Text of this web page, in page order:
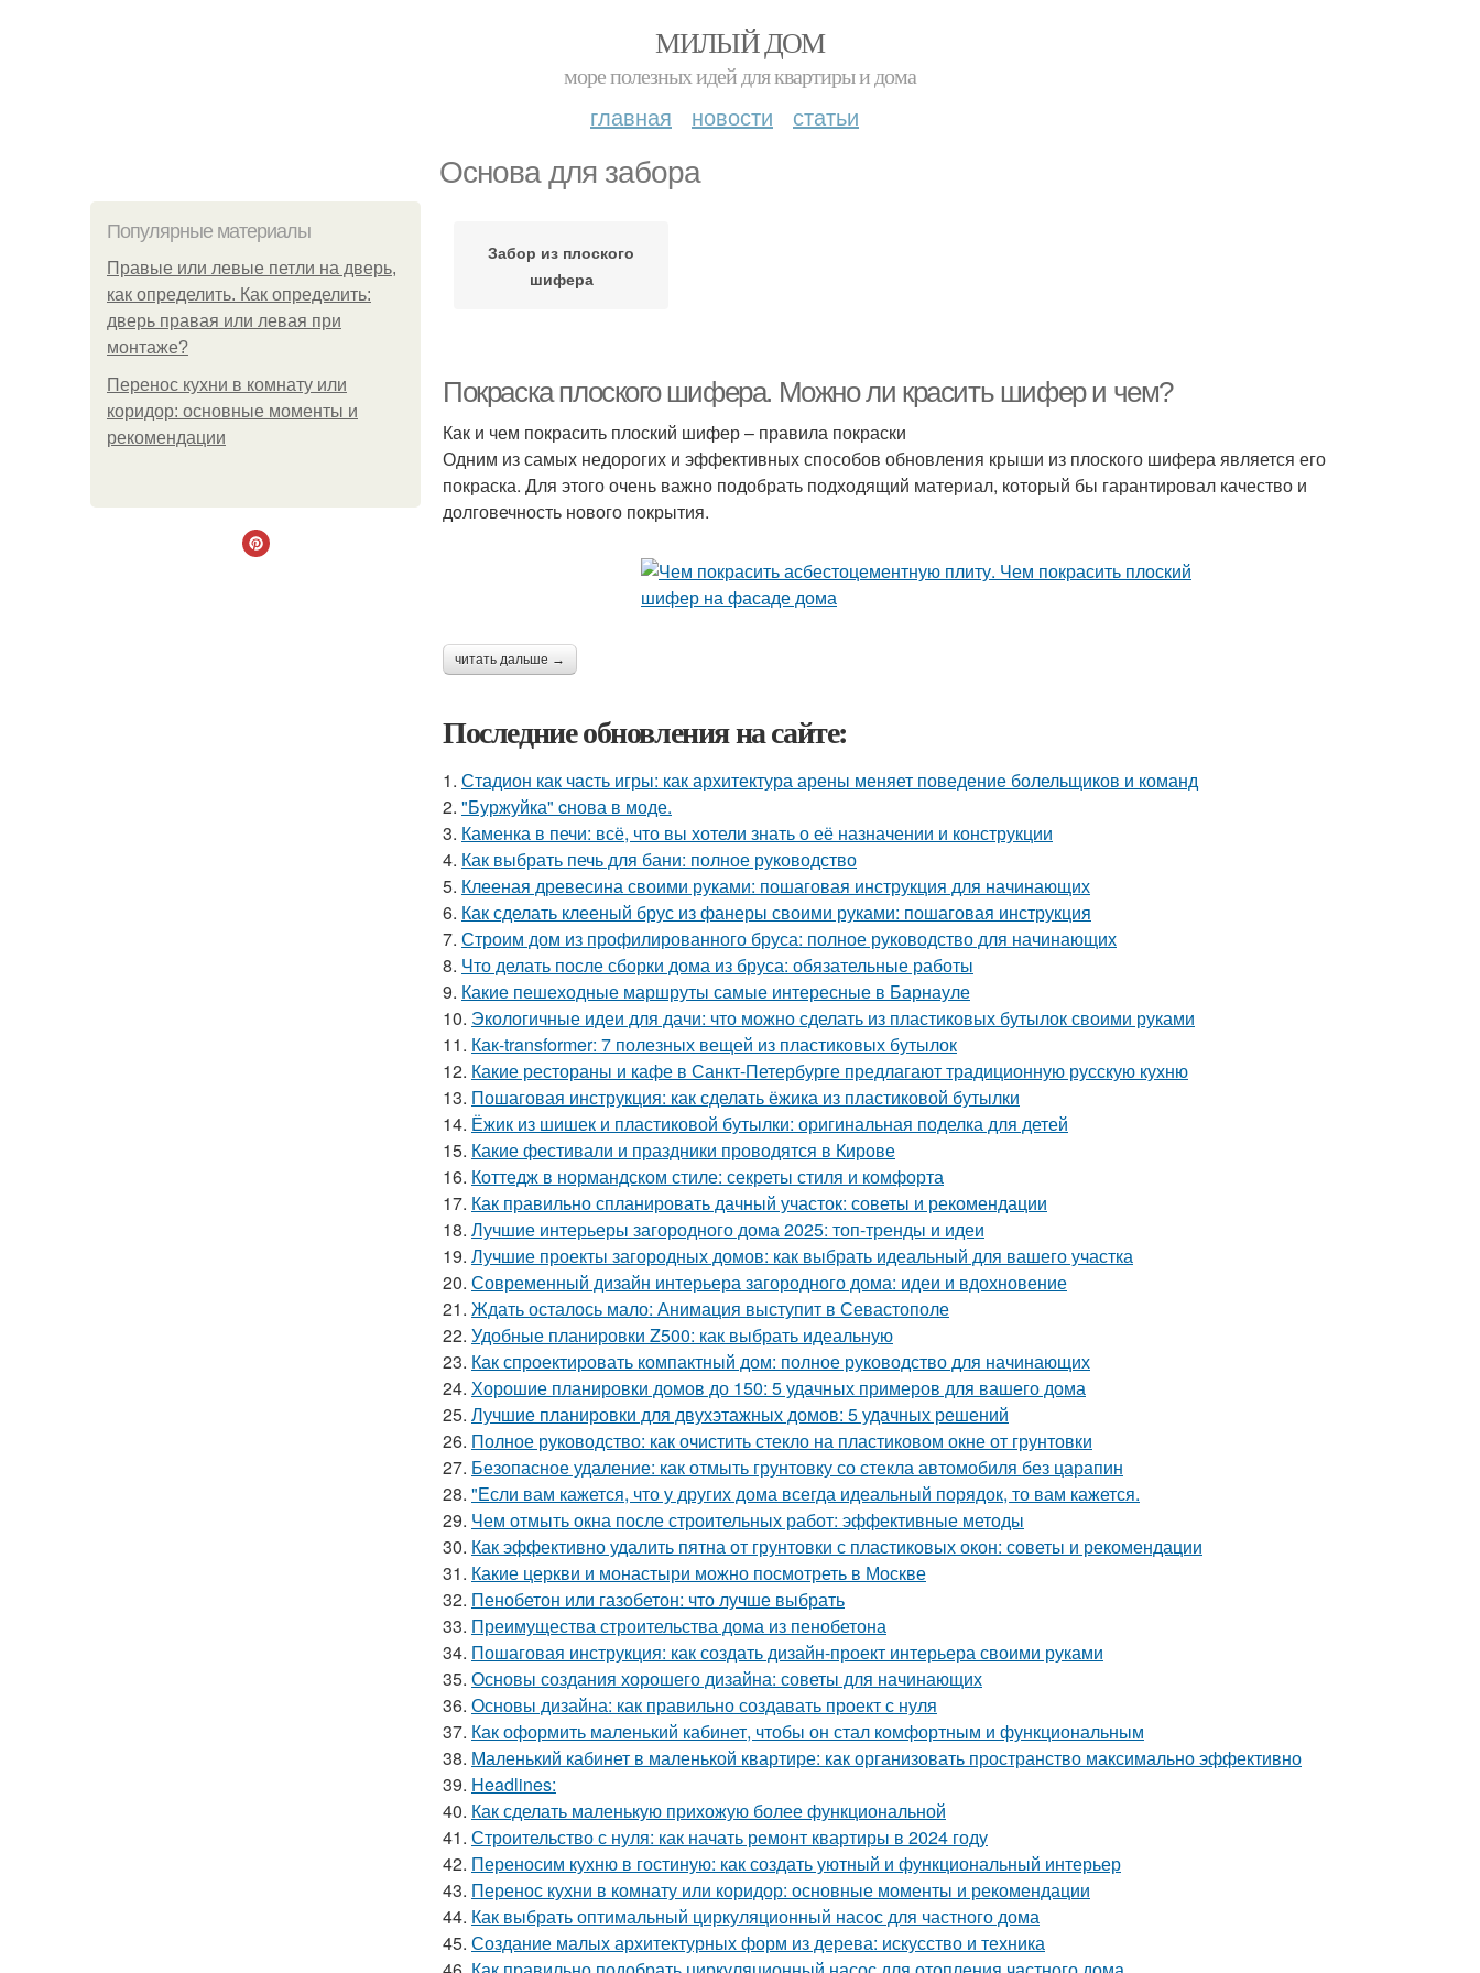
МИЛЫЙ ДОМ
море полезных идей для квартиры и дома
главная новости статьи
Основа для забора
Популярные материалы
Правые или левые петли на дверь,
как определить. Как определить:
дверь правая или левая при
монтаже?
Перенос кухни в комнату или
коридор: основные моменты и
рекомендации
Забор из плоского
шифера
Покраска плоского шифера. Можно ли красить шифер и чем?
Как и чем покрасить плоский шифер – правила покраски
Одним из самых недорогих и эффективных способов обновления крыши из плоского шифера является его
покраска. Для этого очень важно подобрать подходящий материал, который бы гарантировал качество и
долговечность нового покрытия.
читать дальше →
Последние обновления на сайте:
1. Стадион как часть игры: как архитектура арены меняет поведение болельщиков и команд
2. "Буржуйка" cнова в моде.
3. Каменка в печи: всё, что вы хотели знать о её назначении и конструкции
4. Как выбрать печь для бани: полное руководство
5. Клееная древесина своими руками: пошаговая инструкция для начинающих
6. Как сделать клееный брус из фанеры своими руками: пошаговая инструкция
7. Строим дом из профилированного бруса: полное руководство для начинающих
8. Что делать после сборки дома из бруса: обязательные работы
9. Какие пешеходные маршруты самые интересные в Барнауле
10. Экологичные идеи для дачи: что можно сделать из пластиковых бутылок своими руками
11. Как-transformer: 7 полезных вещей из пластиковых бутылок
12. Какие рестораны и кафе в Санкт-Петербурге предлагают традиционную русскую кухню
13. Пошаговая инструкция: как сделать ёжика из пластиковой бутылки
14. Ёжик из шишек и пластиковой бутылки: оригинальная поделка для детей
15. Какие фестивали и праздники проводятся в Кирове
16. Коттедж в нормандском стиле: секреты стиля и комфорта
17. Как правильно спланировать дачный участок: советы и рекомендации
18. Лучшие интерьеры загородного дома 2025: топ-тренды и идеи
19. Лучшие проекты загородных домов: как выбрать идеальный для вашего участка
20. Современный дизайн интерьера загородного дома: идеи и вдохновение
21. Ждать осталось мало: Анимация выступит в Севастополе
22. Удобные планировки Z500: как выбрать идеальную
23. Как спроектировать компактный дом: полное руководство для начинающих
24. Хорошие планировки домов до 150: 5 удачных примеров для вашего дома
25. Лучшие планировки для двухэтажных домов: 5 удачных решений
26. Полное руководство: как очистить стекло на пластиковом окне от грунтовки
27. Безопасное удаление: как отмыть грунтовку со стекла автомобиля без царапин
28. "Если вам кажется, что у других дома всегда идеальный порядок, то вам кажется.
29. Чем отмыть окна после строительных работ: эффективные методы
30. Как эффективно удалить пятна от грунтовки с пластиковых окон: советы и рекомендации
31. Какие церкви и монастыри можно посмотреть в Москве
32. Пенобетон или газобетон: что лучше выбрать
33. Преимущества строительства дома из пенобетона
34. Пошаговая инструкция: как создать дизайн-проект интерьера своими руками
35. Основы создания хорошего дизайна: советы для начинающих
36. Основы дизайна: как правильно создавать проект с нуля
37. Как оформить маленький кабинет, чтобы он стал комфортным и функциональным
38. Маленький кабинет в маленькой квартире: как организовать пространство максимально эффективно
39. Headlines:
40. Как сделать маленькую прихожую более функциональной
41. Строительство с нуля: как начать ремонт квартиры в 2024 году
42. Переносим кухню в гостиную: как создать уютный и функциональный интерьер
43. Перенос кухни в комнату или коридор: основные моменты и рекомендации
44. Как выбрать оптимальный циркуляционный насос для частного дома
45. Создание малых архитектурных форм из дерева: искусство и техника